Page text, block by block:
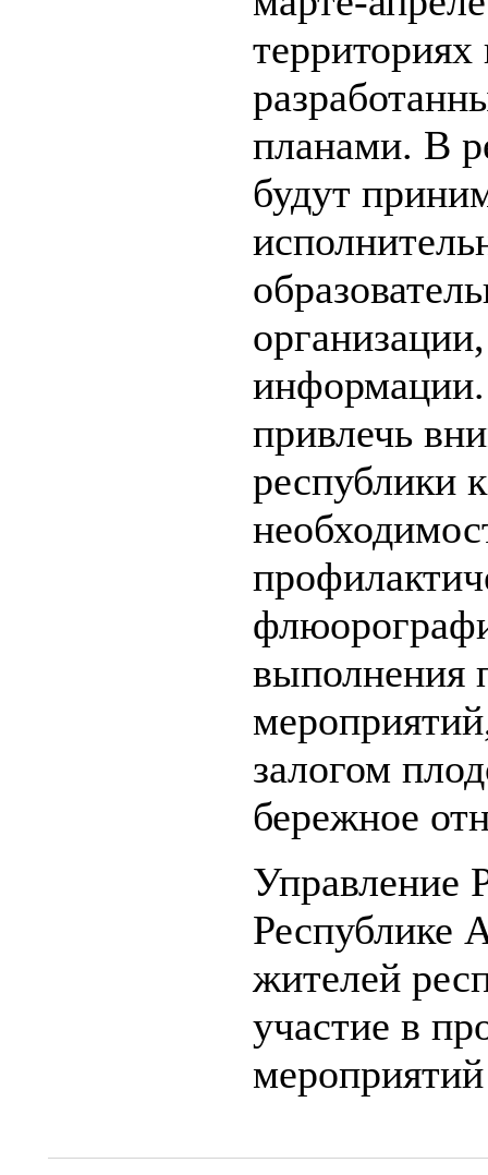
территориях
планами. В
будут
привлечь
республики
выполнения
залогом
бережное
Управление
Республике
жителей
участие в